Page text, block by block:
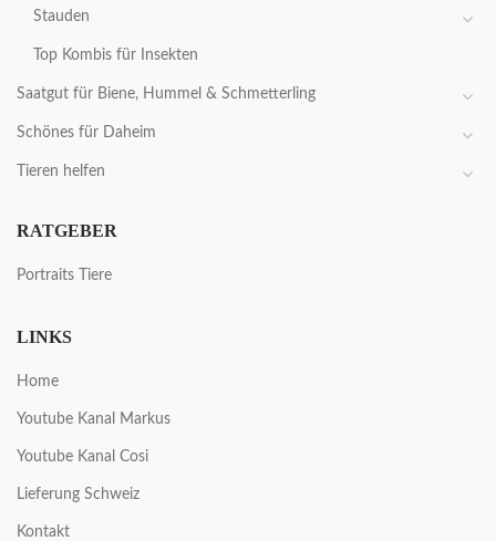
Stauden
Top Kombis für Insekten
Saatgut für Biene, Hummel & Schmetterling
Schönes für Daheim
Tieren helfen
RATGEBER
Portraits Tiere
LINKS
Home
Youtube Kanal Markus
Youtube Kanal Cosi
Lieferung Schweiz
Kontakt